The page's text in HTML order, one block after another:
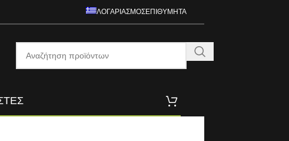
ΛΟΓΑΡΙΑΣΜΌΣΕΠΙΘΥΜΗΤΆ